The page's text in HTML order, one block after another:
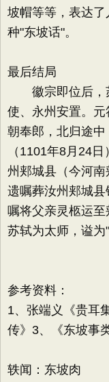
坡帽等等，表达
种"东坡话"。
最后结局
徽宗即位后，
使、永州安置。
朝奉郎，北归途
（1101年8月24
州郏城县（今河
遗嘱葬汝州郏城
嘱将父亲灵柩运
苏轼为太师，谥
参考资料：
1、张端义《贵耳
传》3、《东坡事类
轶闻：东坡肉